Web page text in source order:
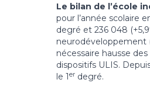
Le bilan de l’école
pour l’année scolaire
degré et 236 048
neurodéveloppement
nécessaire hausse
dispositifs ULIS.
le 1er degré.